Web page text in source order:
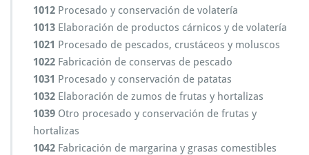
1012 Procesado y conservación de volatería
1013 Elaboración de productos cárnicos y de volatería
1021 Procesado de pescados, crustáceos y moluscos
1022 Fabricación de conservas de pescado
1031 Procesado y conservación de patatas
1032 Elaboración de zumos de frutas y hortalizas
1039 Otro procesado y conservación de frutas y
hortalizas
1042 Fabricación de margarina y grasas comestibles